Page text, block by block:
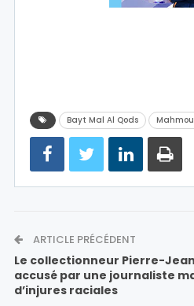
Bayt Mal Al Qods
ARTICLE PRÉCÉDENT
Le collectionneur Pierre-
accusé par une journaliste
d’injures raciales